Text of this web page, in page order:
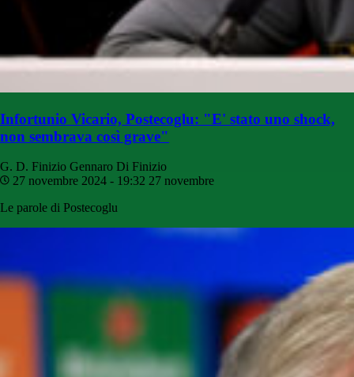
Infortunio Vicario, Postecoglu: "E' stato uno shock,
non sembrava così grave"
G. D. Finizio Gennaro Di Finizio
27 novembre 2024 - 19:32 27 novembre
Le parole di Postecoglu